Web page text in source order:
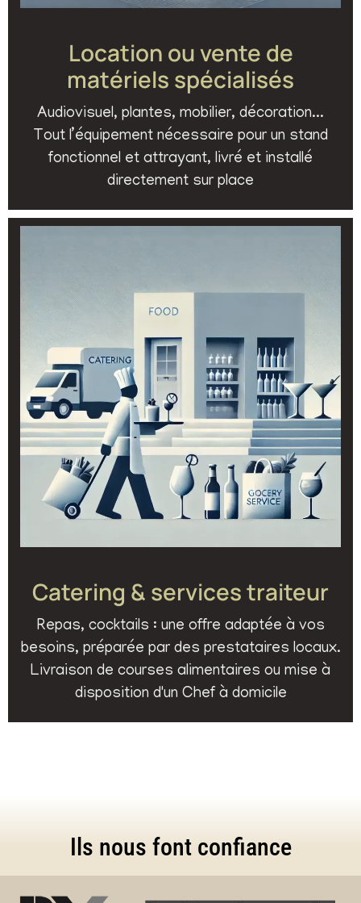
Location ou vente de
matériels spécialisés
Audiovisuel, plantes, mobilier, décoration...
Tout l’équipement nécessaire pour un stand
fonctionnel et attrayant, livré et installé
directement sur place
Catering & services traiteur
Repas, cocktails : une offre adaptée à vos
besoins, préparée par des prestataires locaux.
Livraison de courses alimentaires ou mise à
disposition d'un Chef à domicile
Ils nous font confiance